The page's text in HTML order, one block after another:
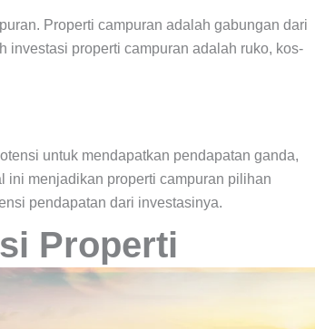
Properti campuran adalah gabungan dari
investasi properti campuran adalah ruko, kos-
untuk mendapatkan pendapatan ganda,
ini menjadikan properti campuran pilihan
pendapatan dari investasinya.
Properti